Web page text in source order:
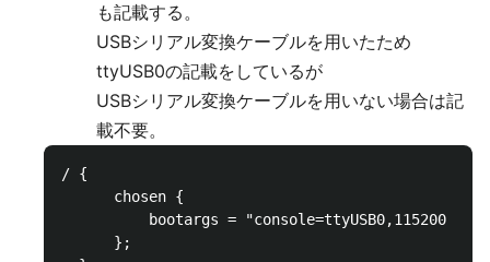
も記載する。
USBシリアル変換ケーブルを用いたため
ttyUSB0の記載をしているが
USBシリアル変換ケーブルを用いない場合は記
載不要。
/ {
      chosen {
bootargs = "console=ttyUSB0,115200
      };